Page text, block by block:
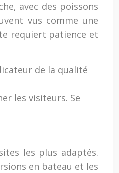
avec des poissons
vus comme une
requiert patience et
de la qualité
les visiteurs. Se
les plus adaptés.
en bateau et les